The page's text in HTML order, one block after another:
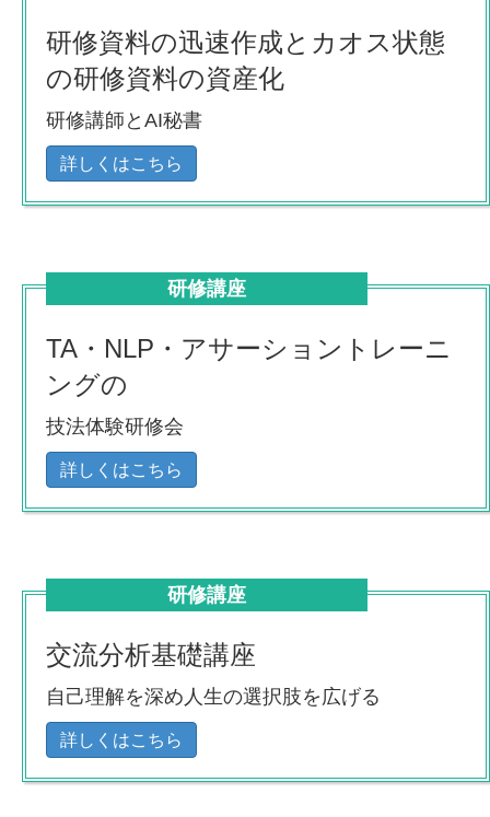
研修資料の迅速作成とカオス状態
の研修資料の資産化
研修講師とAI秘書
詳しくはこちら
研修講座
TA・NLP・アサーショントレーニ
ングの
技法体験研修会
詳しくはこちら
研修講座
交流分析基礎講座
自己理解を深め人生の選択肢を広げる
詳しくはこちら